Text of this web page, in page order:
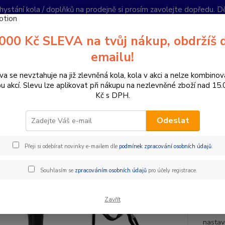
kola / doplňků na prodejně si prosím zavolejte dopředu.
Hledat
PO-
sedlovka Tranz x
zdvih 150mm
Kč SLEVA na tvůj nákup, obdržíš
emailu!
se nevztahuje na již zlevněná kola, kola v akci a nelze
akcí. Slevu lze aplikovat při nákupu na nezlevněné zboží nad
Kč s DPH.
Odeslat
Přeji si odebírat novinky e-mailem dle podmínek zpracování osobních údajů.
Souhlasím se zpracováním osobních údajůpro účely registrace.
Zavřít